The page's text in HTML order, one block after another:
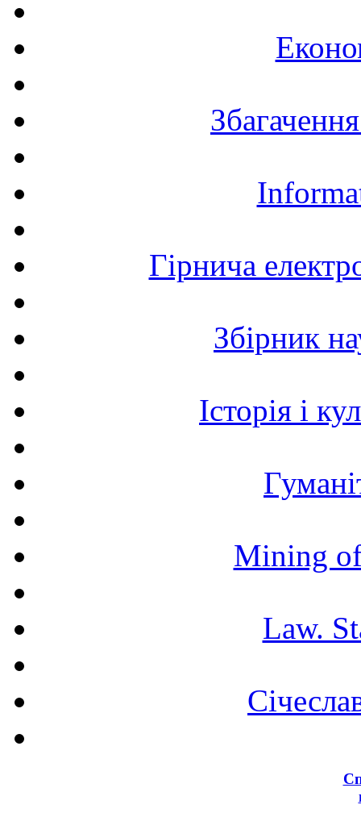
Гірнича
Збірник
Історія і
Mining
Law.